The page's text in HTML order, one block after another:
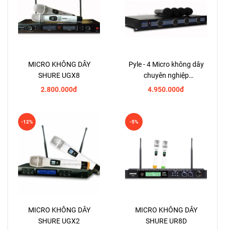
MICRO KHÔNG DÂY
SHURE UGX8
2.800.000đ
Pyle - 4 Micro không dây
chuyên nghiệp
PDWM5000
4.950.000đ
MICRO KHÔNG DÂY
SHURE UGX2
-12%
MICRO KHÔNG DÂY
SHURE UR8D
-5%